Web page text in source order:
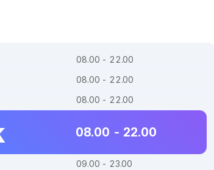
08.00 - 22.00
08.00 - 22.00
08.00 - 22.00
08.00 - 22.00
09.00 - 23.00